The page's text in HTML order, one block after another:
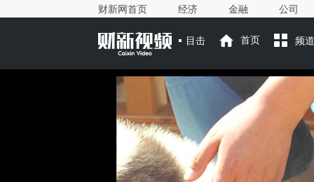
财新网首页 经济 金融 公司
目击 首页 频道